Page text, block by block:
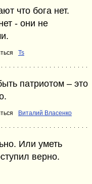
что бога нет.
- они не
Ts
патриотом – это
Виталий Власенко
Или уметь
верно.